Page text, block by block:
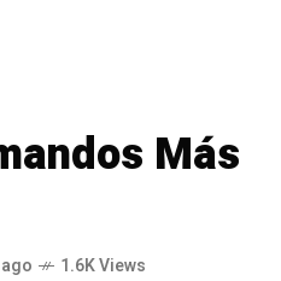
Más
1.6K Views